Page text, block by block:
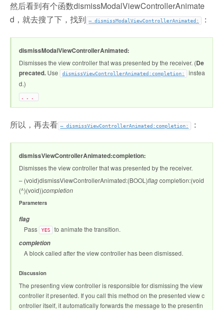
然后看到有个函数dismissModalViewControllerAnimate
d，就去搜了下，找到 – dismissModalViewControllerAnimated: ：
dismissModalViewControllerAnimated:
Dismisses the view controller that was presented by the receiver. (De
precated. Use dismissViewControllerAnimated:completion:
instea
d.)
所以，再去看 – dismissViewControllerAnimated:completion: ：
dismissViewControllerAnimated:completion:
Dismisses the view controller that was presented by the receiver.
– (void)dismissViewControllerAnimated:(BOOL)flagcompletion:(void
(^)(void))completion
Parameters
flag
Pass
YES
to animate the transition.
completion
A block called after the view controller has been dismissed.
Discussion
The presenting view controller is responsible for dismissing the view
controller it presented. If you call this method on the presented view c
ontroller itself, it automatically forwards the message to the presentin